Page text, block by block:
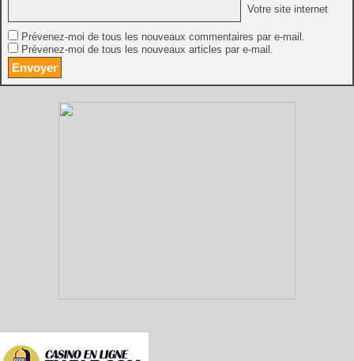
Votre site internet
Prévenez-moi de tous les nouveaux commentaires par e-mail.
Prévenez-moi de tous les nouveaux articles par e-mail.